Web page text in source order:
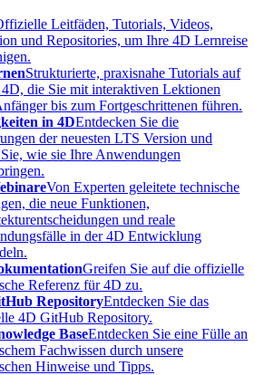
Leitfäden, Tutorials, Videos,
und Repositories, um Ihre 4D Lernreise
Strukturierte, praxisnahe Tutorials auf
die Sie mit interaktiven Lektionen
bis zum Fortgeschrittenen führen.
in 4DEntdecken Sie die
der neuesten LTS Version und
Sie, wie sie Ihre Anwendungen
Von Experten geleitete technische
die neue Funktionen,
und reale
in der 4D Entwicklung
Greifen Sie auf die offizielle
Referenz für 4D zu.
RepositoryEntdecken Sie das
4D GitHub Repository.
BaseEntdecken Sie eine Fülle an
Fachwissen durch unsere
Hinweise und Tipps.